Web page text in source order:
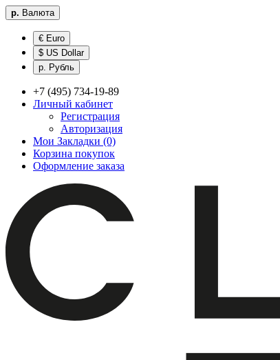
р. Валюта
€ Euro
$ US Dollar
р. Рубль
+7 (495) 734-19-89
Личный кабинет
Регистрация
Авторизация
Мои Закладки (0)
Корзина покупок
Оформление заказа